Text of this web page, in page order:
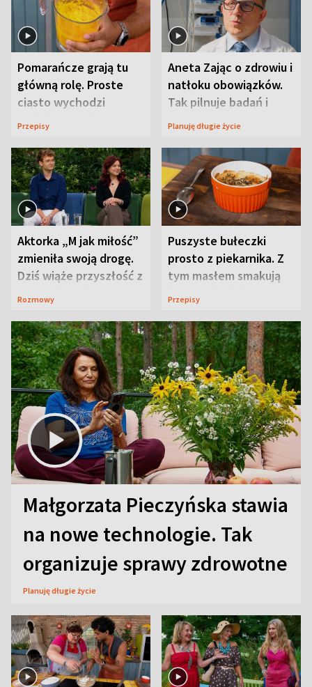
Pomarańcze grają tu
główną rolę. Proste
ciasto wychodzi
wyjątkowo wilgotne
Przepisy
Aneta Zając o zdrowiu i
natłoku obowiązków.
Tak pilnuje badań i
wizyt
Planuję długie życie
Aktorka „M jak miłość”
zmieniła swoją drogę.
Dziś wiąże przyszłość z
neurobiologią
Rozmowy
Puszyste bułeczki
prosto z piekarnika. Z
tym masłem smakują
jeszcze lepiej
Przepisy
Małgorzata Pieczyńska stawia
na nowe technologie. Tak
organizuje sprawy zdrowotne
Planuję długie życie